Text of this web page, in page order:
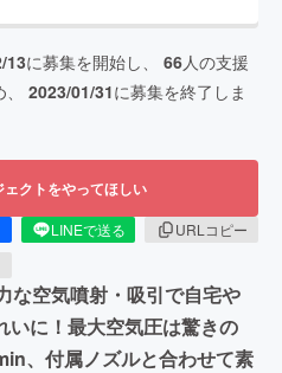
13に募集を開始し、 66人の支援
2023/01/31に募集を終了しま
ェクトをやってほしい
LINEで送る
URLコピー
な空気噴射・吸引で自宅や
いに！最大空気圧は驚きの
、付属ノズルと合わせて素